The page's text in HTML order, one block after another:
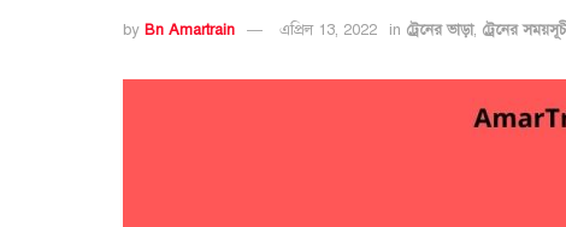
by Bn Amartrain এপ্রিল 13, 2022 in ট্রেনের ভাড়া, ট্রেনের